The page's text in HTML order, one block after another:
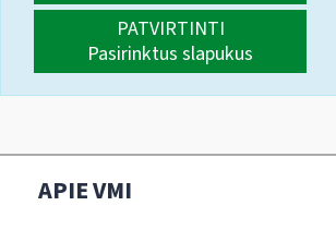
PATVIRTINTI
Pasirinktus slapukus
APIE VMI